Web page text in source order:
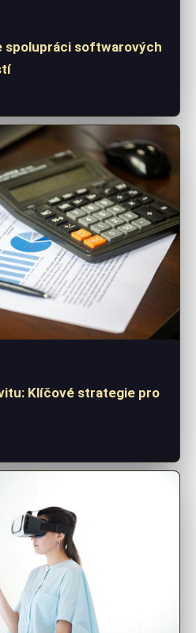
spolupráci softwarových
Klíčové strategie pro